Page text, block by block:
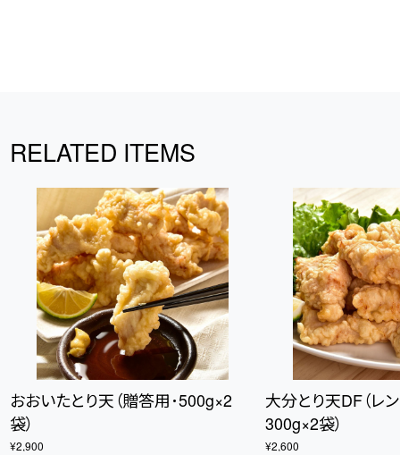
RELATED ITEMS
おおいたとり天（贈答用･500g×2
袋）
¥2,900
大分とり天DF（レ
300g×2袋）
¥2,600